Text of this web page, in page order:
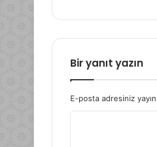
Bir yanıt yazın
E-posta adresiniz